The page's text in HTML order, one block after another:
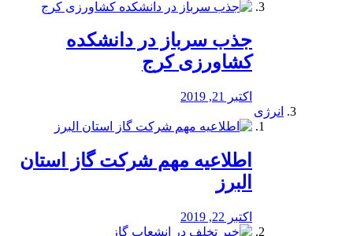
جذب سرباز در دانشکده
کشاورزی کرج
اکتبر 21, 2019
انرژی
️اطلاعیه مهم شرکت گاز استان
البرز
اکتبر 22, 2019